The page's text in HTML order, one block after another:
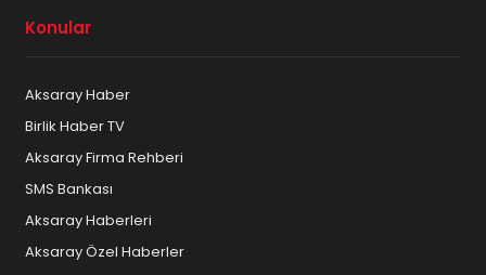
Konular
Aksaray Haber
Birlik Haber TV
Aksaray Firma Rehberi
SMS Bankası
Aksaray Haberleri
Aksaray Özel Haberler